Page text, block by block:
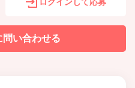
問い合わせる